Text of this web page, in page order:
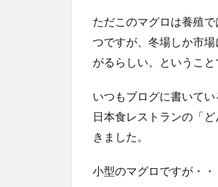
ただこのマグロは養殖
つですが、冬場しか市
がるらしい。というこ
いつもブログに書いてい
日本食レストランの「
きました。
小型のマグロですが・・